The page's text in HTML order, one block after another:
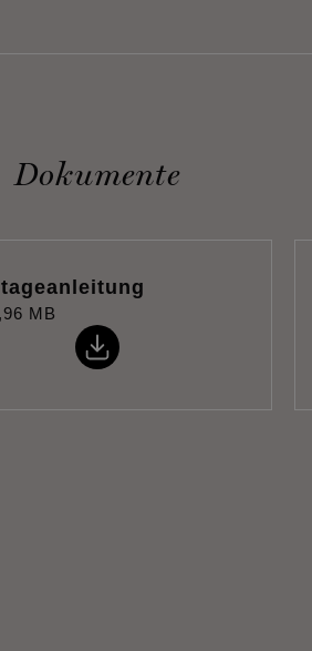
Dokumente
MB